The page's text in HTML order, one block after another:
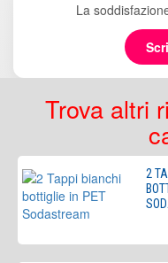
La
Trova altri
2